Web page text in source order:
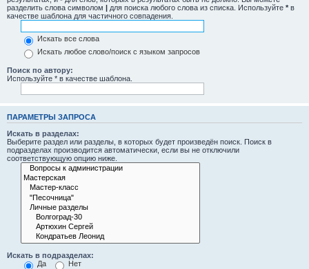
разделить слова символом | для поиска любого слова из списка. Используйте * в
качестве шаблона для частичного совпадения.
Искать все слова
Искать любое слово/поиск с языком запросов
Поиск по автору:
Используйте * в качестве шаблона.
ПАРАМЕТРЫ ЗАПРОСА
Искать в разделах:
Выберите раздел или разделы, в которых будет произведён поиск. Поиск в
подразделах производится автоматически, если вы не отключили
соответствующую опцию ниже.
Искать в подразделах:
Да
Нет